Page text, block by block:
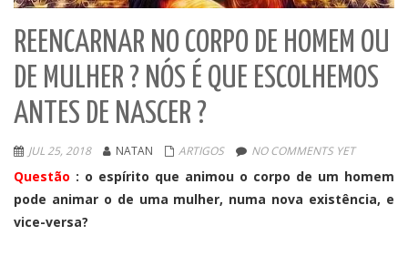
REENCARNAR NO CORPO DE HOMEM OU
DE MULHER ? NÓS É QUE ESCOLHEMOS
ANTES DE NASCER ?
JUL 25, 2018 NATAN ARTIGOS NO COMMENTS YET
Questão : o espírito que animou o corpo de um homem
pode animar o de uma mulher, numa nova existência, e
vice-versa?